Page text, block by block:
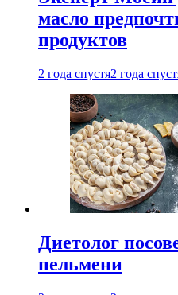
масло
продуктов
2 года спустя2 года
Диетолог
пельмени